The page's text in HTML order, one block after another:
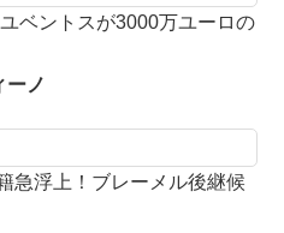
ベントスが3000万ユーロの
ーノ
急浮上！ブレーメル後継候